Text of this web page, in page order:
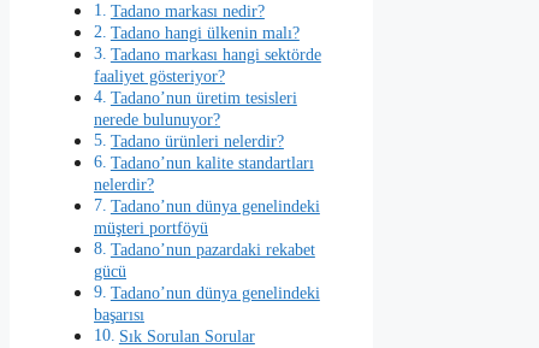
Tadano markası nedir?
Tadano hangi ülkenin malı?
Tadano markası hangi sektörde
faaliyet gösteriyor?
Tadano’nun üretim tesisleri
nerede bulunuyor?
Tadano ürünleri nelerdir?
Tadano’nun kalite standartları
nelerdir?
Tadano’nun dünya genelindeki
müşteri portföyü
Tadano’nun pazardaki rekabet
gücü
Tadano’nun dünya genelindeki
başarısı
Sık Sorulan Sorular